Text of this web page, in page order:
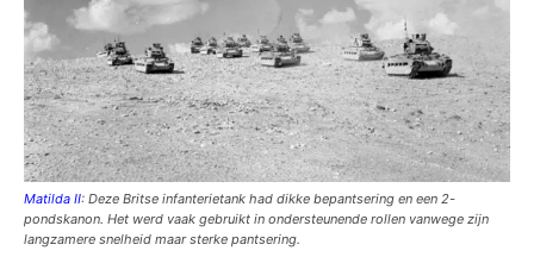
Matilda II: Deze Britse infanterietank had dikke bepantsering en een 2-
pondskanon. Het werd vaak gebruikt in ondersteunende rollen vanwege zijn
langzamere snelheid maar sterke pantsering.